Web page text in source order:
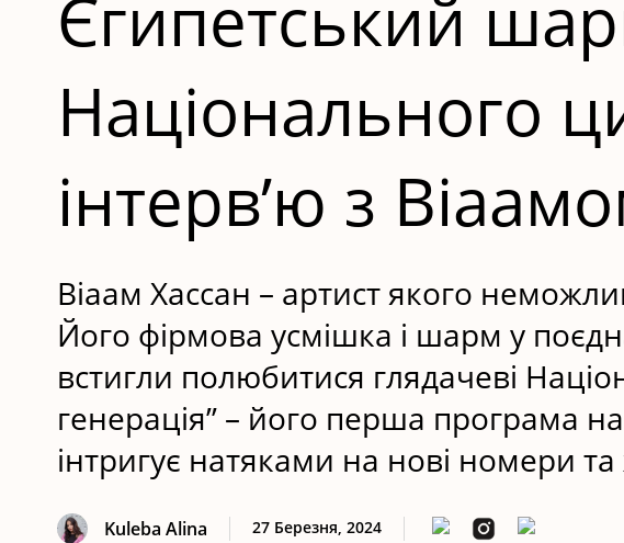
Єгипетський
Національного
інтерв’ю з
Віаам Хассан – артист якого
Його фірмова усмішка і шарм у
встигли полюбитися глядачеві
генерація” – його перша програма
інтригує натяками на нові номери
Kuleba Alina 27 Березня, 2024